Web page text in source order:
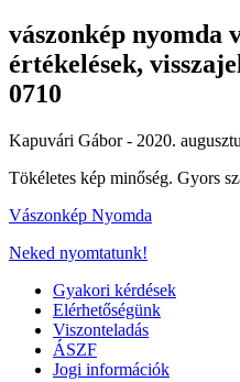
vászonkép nyomda
értékelések,
0710
Kapuvári Gábor - 2020.
Tökéletes kép minőség. Gyors
Vászonkép Nyomda
Neked nyomtatunk!
Gyakori kérdések
Elérhetőségünk
Viszonteladás
ÁSZF
Jogi információk